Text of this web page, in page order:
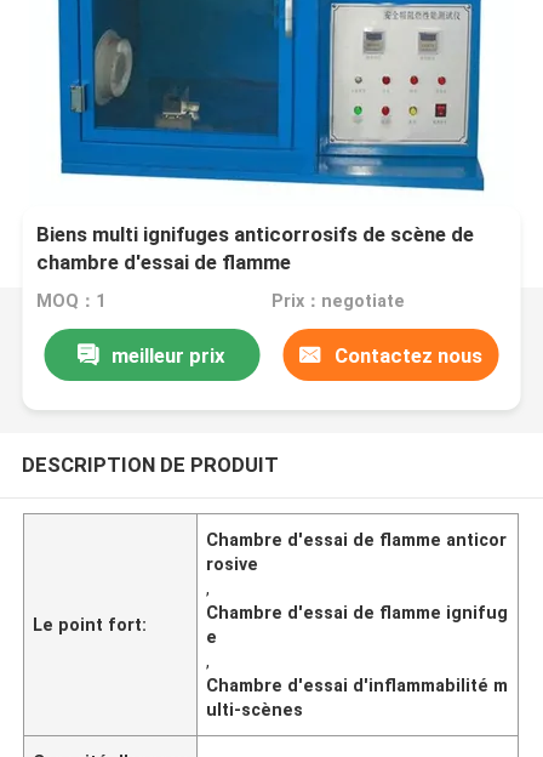
Biens multi ignifuges anticorrosifs de scène de
chambre d'essai de flamme
MOQ：1 Prix：negotiate
meilleur prix Contactez nous
DESCRIPTION DE PRODUIT
Le point fort:
Chambre d'essai de flamme anticor
rosive
,
Chambre d'essai de flamme ignifug
e
,
Chambre d'essai d'inflammabilité m
ulti-scènes